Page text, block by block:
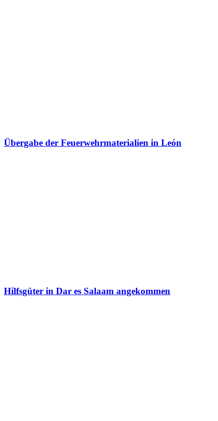
Übergabe der Feuerwehrmaterialien in León
Hilfsgüter in Dar es Salaam angekommen